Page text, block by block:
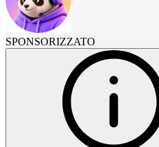
SPONSORIZZATO